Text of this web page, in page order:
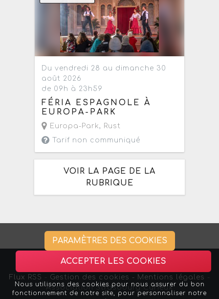
Du vendredi 28 au dimanche 30
août 2026
de 09h à 23h59
FÉRIA ESPAGNOLE À
EUROPA-PARK
Europa-Park, Rust
Tarif non communiqué
VOIR LA PAGE DE LA
RUBRIQUE
Flux RSS Gestion des cookies - Mentions légales
Association Strasbourg Curieux
PARAMÈTRES DES COOKIES
ACCEPTER LES COOKIES
Nous utilisons des cookies pour nous assurer du bon
fonctionnement de notre site, pour personnaliser notre